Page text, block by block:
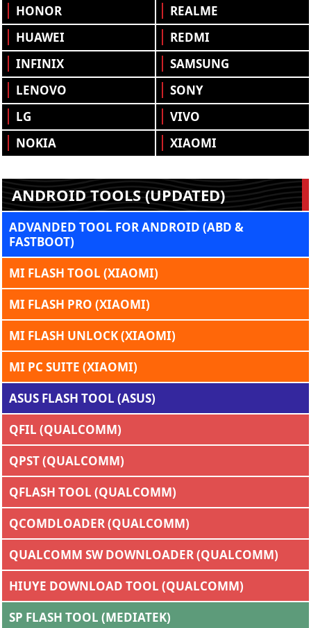
HONOR
HUAWEI
INFINIX
LENOVO
LG
NOKIA
REALME
REDMI
SAMSUNG
SONY
VIVO
XIAOMI
ANDROID TOOLS (UPDATED)
ADVANDED TOOL FOR ANDROID (ABD &
FASTBOOT)
MI FLASH TOOL (XIAOMI)
MI FLASH PRO (XIAOMI)
MI FLASH UNLOCK (XIAOMI)
MI PC SUITE (XIAOMI)
ASUS FLASH TOOL (ASUS)
QFIL (QUALCOMM)
QPST (QUALCOMM)
QFLASH TOOL (QUALCOMM)
QCOMDLOADER (QUALCOMM)
QUALCOMM SW DOWNLOADER (QUALCOMM)
HIUYE DOWNLOAD TOOL (QUALCOMM)
SP FLASH TOOL (MEDIATEK)